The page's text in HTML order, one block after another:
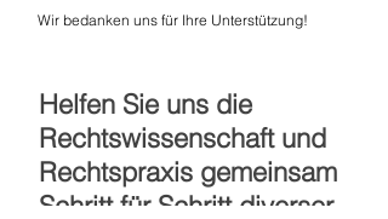
Wir bedanken uns für Ihre Unterstützung!
Helfen Sie uns die
Rechtswissenschaft und
Rechtspraxis gemeinsam
Schritt für Schritt diverser